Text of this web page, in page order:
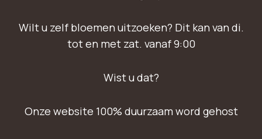
Wilt u zelf bloemen uitzoeken? Dit kan van di.
tot en met zat. vanaf 9:00
Wist u dat?
Onze website 100% duurzaam word gehost